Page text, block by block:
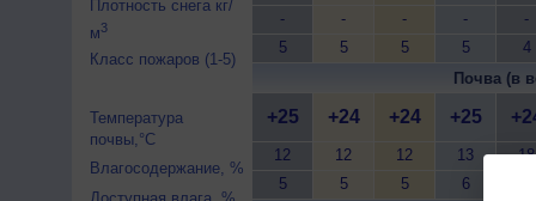
Плотность снега кг/
м3
Класс пожаров (1-5)
Температура
почвы,°C
Влагосодержание, %
-
5
-
5
-
5
-
5
-
4
Почва (в
+25
12
5
+24
12
5
+24
12
5
+25
13
6
18